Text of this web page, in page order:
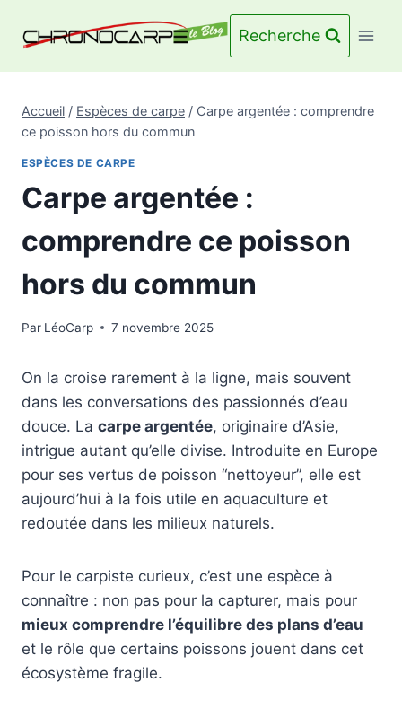
Recherche
Accueil / Espèces de carpe / Carpe argentée : comprendre
ce poisson hors du commun
ESPÈCES DE CARPE
Carpe argentée :
comprendre ce poisson
hors du commun
Par LéoCarp 7 novembre 2025
On la croise rarement à la ligne, mais souvent
dans les conversations des passionnés d’eau
douce. La carpe argentée, originaire d’Asie,
intrigue autant qu’elle divise. Introduite en Europe
pour ses vertus de poisson “nettoyeur”, elle est
aujourd’hui à la fois utile en aquaculture et
redoutée dans les milieux naturels.
Pour le carpiste curieux, c’est une espèce à
connaître : non pas pour la capturer, mais pour
mieux comprendre l’équilibre des plans d’eau
et le rôle que certains poissons jouent dans cet
écosystème fragile.